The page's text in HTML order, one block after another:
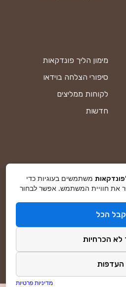
מימון הליך פונדקאות
סיפורי הצלחה בוידאו
לקוחות ממליצים
חדשות
DreamZone
משתמשים בעוגיות כדי
את חוויית המשתמש. אפשר לבחור
קבל הכל
לא הכרחיות
העדפות
מדיניות פרטיות